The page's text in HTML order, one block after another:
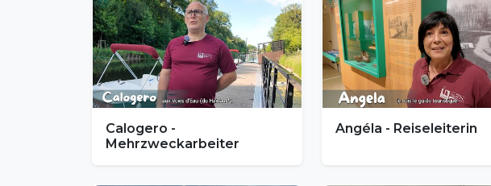
Calogero -
Mehrzweckarbeiter
Angéla - Reiseleiterin